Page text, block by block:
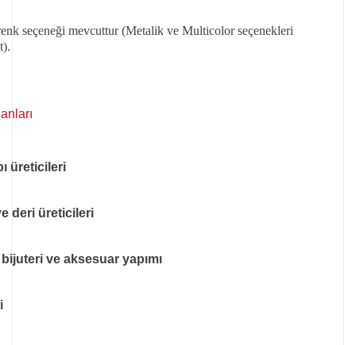
seçeneği mevcuttur (Metalik ve Multicolor seçenekleri
üreticileri
deri üreticileri
ve aksesuar yapımı